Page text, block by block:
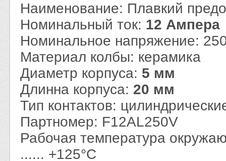
Наименование: Плавкий
Номинальный ток: 12 Ампера
Номинальное напряжение:
Материал колбы: керамика
Диаметр корпуса: 5 мм
Длинна корпуса: 20 мм
Тип контактов:
Партномер: F12AL250V
Рабочая температура
...... +125°C